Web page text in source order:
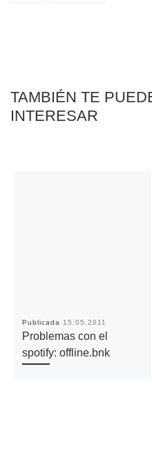
TAMBIÉN TE
INTERESAR
Publicada 15.05.2011
Problemas con el
spotify: offline.bnk